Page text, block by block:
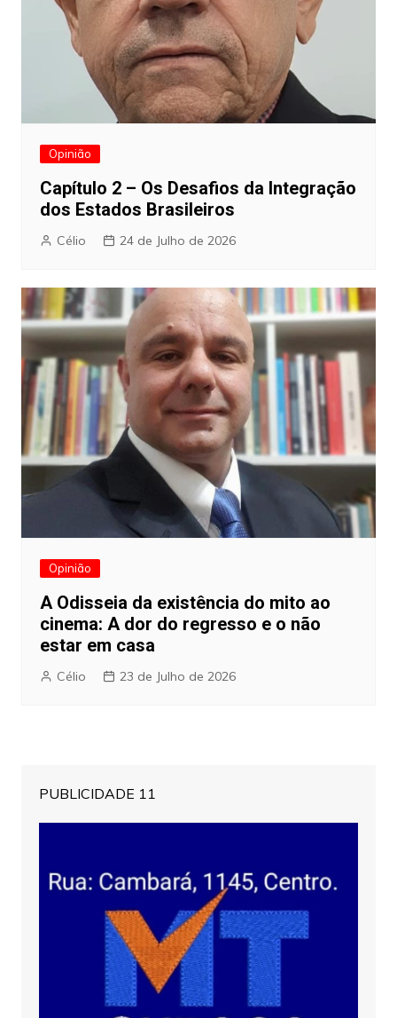
Opinião
Capítulo 2 – Os Desafios da Integração
dos Estados Brasileiros
Célio 24 de Julho de 2026
Opinião
A Odisseia da existência do mito ao
cinema: A dor do regresso e o não
estar em casa
Célio 23 de Julho de 2026
PUBLICIDADE 11